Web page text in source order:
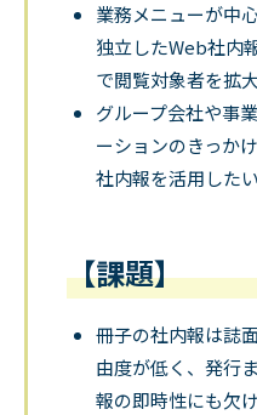
業務メニューが中
独立したWeb社内
で閲覧対象者を拡
グループ会社や事
ーションのきっか
社内報を活用したい
【課題】
冊子の社内報は誌
由度が低く、発行
報の即時性にも欠